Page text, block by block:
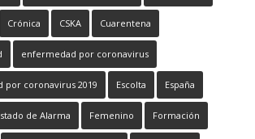
Crónica CSKA Cuarentena
enfermedad por coronavirus
por coronavirus 2019 Escolta España
de Alarma Femenino Formación